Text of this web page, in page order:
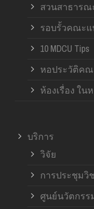
สวนสาธารณ
รอบรั้วคณะ
10 MDCU Tips
หอประวัติค
ห้องเรื่อง ใน
บริการ
วิจัย
การประชุมวิ
ศูนย์นวัตกรร